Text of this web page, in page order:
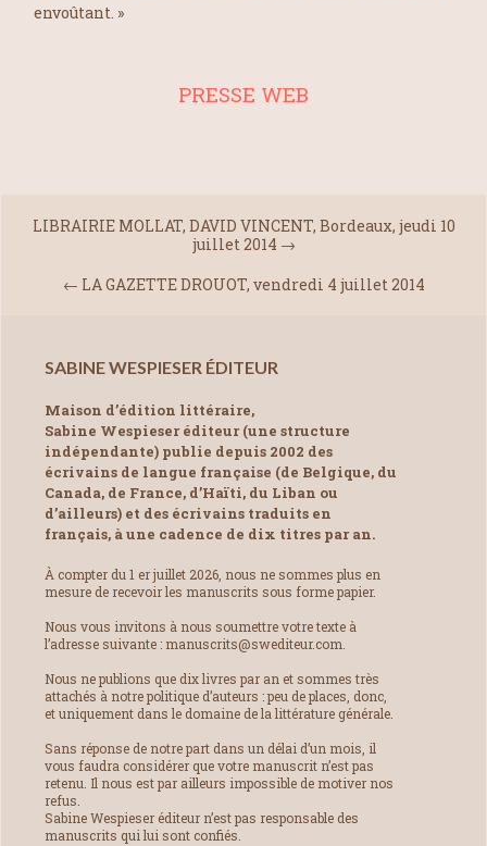
envoûtant. »
PRESSE WEB
LIBRAIRIE MOLLAT, DAVID VINCENT, Bordeaux, jeudi 10
juillet 2014 →
← LA GAZETTE DROUOT, vendredi 4 juillet 2014
SABINE WESPIESER ÉDITEUR
Maison d’édition littéraire,
Sabine Wespieser éditeur (une structure
indépendante) publie depuis 2002 des
écrivains de langue française (de Belgique, du
Canada, de France, d’Haïti, du Liban ou
d’ailleurs) et des écrivains traduits en
français, à une cadence de dix titres par an.
À compter du 1 er juillet 2026, nous ne sommes plus en
mesure de recevoir les manuscrits sous forme papier.
Nous vous invitons à nous soumettre votre texte à
l’adresse suivante : manuscrits@swediteur.com.
Nous ne publions que dix livres par an et sommes très
attachés à notre politique d’auteurs : peu de places, donc,
et uniquement dans le domaine de la littérature générale.
Sans réponse de notre part dans un délai d’un mois, il
vous faudra considérer que votre manuscrit n’est pas
retenu. Il nous est par ailleurs impossible de motiver nos
refus.
Sabine Wespieser éditeur n’est pas responsable des
manuscrits qui lui sont confiés.